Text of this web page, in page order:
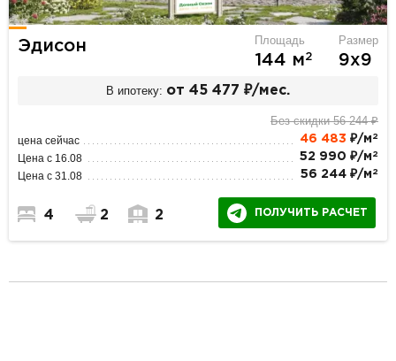
Эдисон Площадь
144 м2
Размер
9х9
В ипотеку: от 45 477 ₽/мес.
Без скидки 56 244 ₽
цена сейчас 46 483 ₽/м 2
Цена с 16.08 52 990 ₽/м 2
Цена с 31.08 56 244 ₽/м 2
4 2 2 ПОЛУЧИТЬ РАСЧЕТ